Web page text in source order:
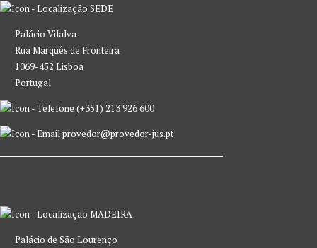
SEDE
Palácio Vilalva
Rua Marquês de Fronteira
1069-452 Lisboa
Portugal
(+351) 213 926 600
provedor@provedor-jus.pt
MADEIRA
Palácio de São Lourenço